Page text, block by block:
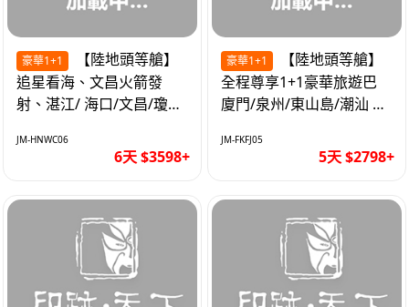
豪華1+1
追星看海、文昌火箭發
射、湛江/ 海口/文昌/瓊海/
優質6天
JM-HNWC06
6天 $3598+
豪華1+1
全程尊享1+1豪華旅遊巴
廈門/泉州/東山島/潮汕 精
JM-FKFJ05
5天 $2798+